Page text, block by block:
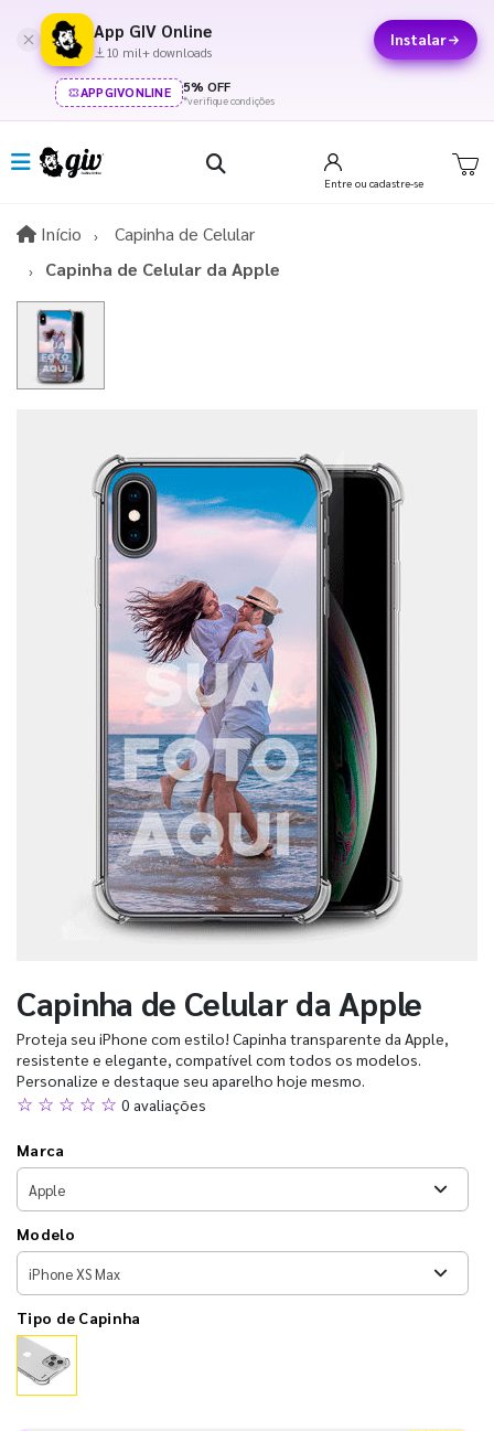
App GIV Online
10 mil+ downloads
Instalar
APPGIVONLINE 5% OFF
*verifique condições
Entre ou cadastre-se
Início InícioCapinha de Celular
Capinha de Celular da Apple
Capinha de Celular da Apple
Proteja seu iPhone com estilo! Capinha transparente da Apple,
resistente e elegante, compatível com todos os modelos.
Personalize e destaque seu aparelho hoje mesmo.
☆ ☆ ☆ ☆ ☆ 0 avaliações
Marca
Modelo
Tipo de Capinha